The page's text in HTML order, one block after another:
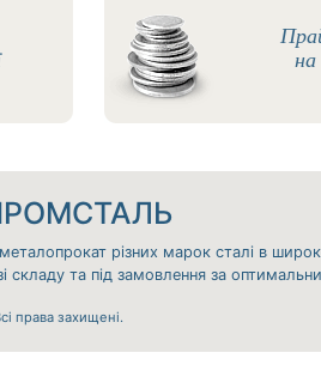
різних марок сталі в
складу та під замовлення за
права захищені.